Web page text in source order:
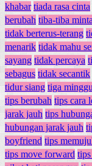
khabar tiada rasa cinta
berubah tiba-tiba
tidak berterus-terang
menarik tidak mahu
sayang tidak percaya
sebagus tidak secantik
tidur siang tiga
tips berubah tips cara
jarak jauh tips
hubungan jarak jauh
boyfriend tips
tips move forward